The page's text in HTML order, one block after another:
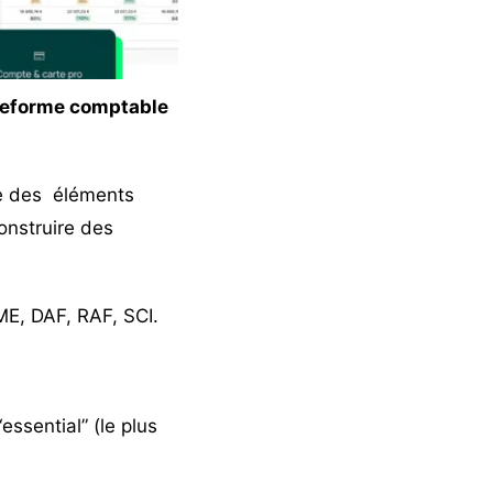
comptable
des éléments
des
DAF, RAF, SCI.
(le plus